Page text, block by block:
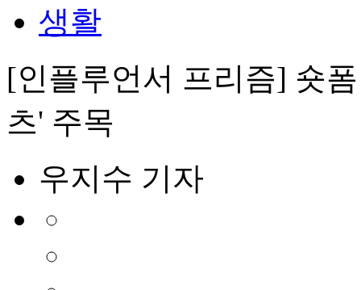
생활
[인플루언서 프리즘] 숏
츠' 주목
우지수 기자